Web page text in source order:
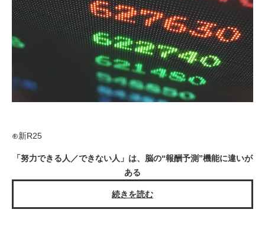
⊕新R25
「努力できる人／できない人」は、脳の“報酬予測”機能に違いが
ある
続きを読む